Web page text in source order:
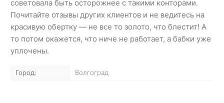
советовала быть осторожнее с такими конторами.
Почитайте отзывы других клиентов и не ведитесь на
красивую обертку — не все то золото, что блестит! А
то потом окажется, что ниче не работает, а бабки уже
уплочены.
Город: Волгоград